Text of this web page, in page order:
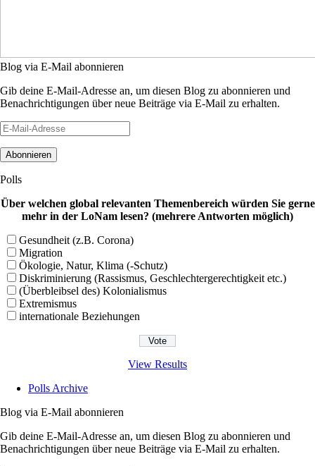
Blog via E-Mail abonnieren
Gib deine E-Mail-Adresse an, um diesen Blog zu abonnieren und
Benachrichtigungen über neue Beiträge via E-Mail zu erhalten.
E-
Mail-
Adresse
Polls
Über welchen global relevanten Themenbereich würden Sie gerne
mehr in der LoNam lesen? (mehrere Antworten möglich)
Gesundheit (z.B. Corona)
Migration
Ökologie, Natur, Klima (-Schutz)
Diskriminierung (Rassismus, Geschlechtergerechtigkeit etc.)
(Überbleibsel des) Kolonialismus
Extremismus
internationale Beziehungen
View Results
Polls Archive
Blog via E-Mail abonnieren
Gib deine E-Mail-Adresse an, um diesen Blog zu abonnieren und
Benachrichtigungen über neue Beiträge via E-Mail zu erhalten.